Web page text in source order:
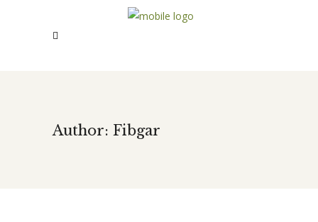
Author: Fibgar